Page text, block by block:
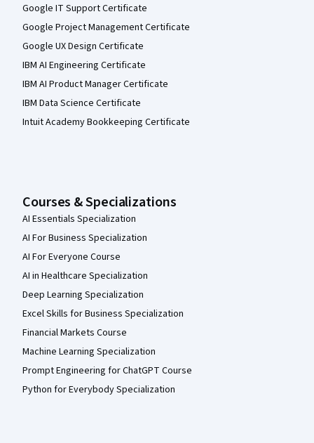
Google IT Support Certificate
Google Project Management Certificate
Google UX Design Certificate
IBM AI Engineering Certificate
IBM AI Product Manager Certificate
IBM Data Science Certificate
Intuit Academy Bookkeeping Certificate
Courses & Specializations
AI Essentials Specialization
AI For Business Specialization
AI For Everyone Course
AI in Healthcare Specialization
Deep Learning Specialization
Excel Skills for Business Specialization
Financial Markets Course
Machine Learning Specialization
Prompt Engineering for ChatGPT Course
Python for Everybody Specialization